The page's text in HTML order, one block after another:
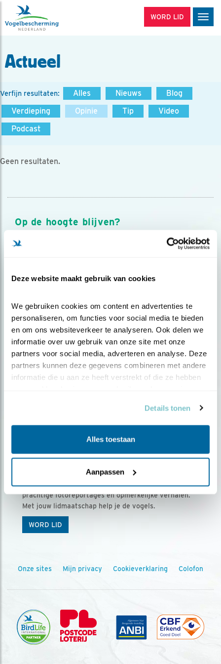
Deze website maakt gebruik van cookies
We gebruiken cookies om content en advertenties te
personaliseren, om functies voor social media te bieden
en om ons websiteverkeer te analyseren. Ook delen we
informatie over uw gebruik van onze site met onze
partners voor social media, adverteren en analyse. Deze
partners kunnen deze gegevens combineren met andere
informatie die u aan ze heeft verstrekt of die ze hebben
Details tonen
Alles toestaan
Aanpassen
WORD LID
Actueel
Verfijn resultaten: Alles Nieuws
Blog
Verdieping
Opinie Tip
Video
Podcast
Geen resultaten.
Op de hoogte blijven?
Meld je aan en ontvang nieuws, inspiratie, acties en tips
over vogels en activiteiten van Vogelbescherming.
Ontvang 5 x Vogels voor € 36,00 per jaar
Vogels is het tijdschrift voor onze leden, met
prachtige fotoreportages en opmerkelijke verhalen.
Met jouw lidmaatschap help je de vogels.
WORD LID
Onze sites Mijn privacy Cookieverklaring Colofon